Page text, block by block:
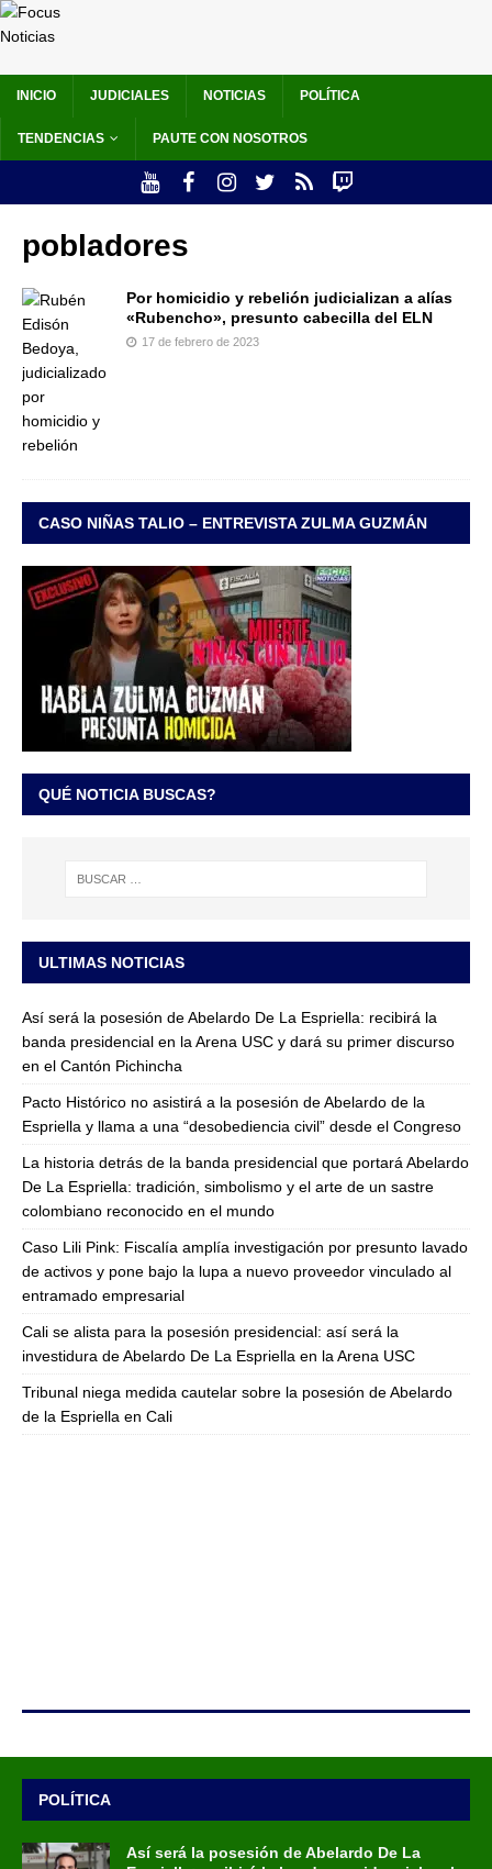
INICIO JUDICIALES NOTICIAS POLÍTICA
TENDENCIAS PAUTE CON NOSOTROS
pobladores
Por homicidio y rebelión judicializan a alías
«Rubencho», presunto cabecilla del ELN
17 de febrero de 2023
CASO NIÑAS TALIO – ENTREVISTA ZULMA GUZMÁN
QUÉ NOTICIA BUSCAS?
ULTIMAS NOTICIAS
Así será la posesión de Abelardo De La Espriella: recibirá la
banda presidencial en la Arena USC y dará su primer discurso
en el Cantón Pichincha
Pacto Histórico no asistirá a la posesión de Abelardo de la
Espriella y llama a una “desobediencia civil” desde el Congreso
La historia detrás de la banda presidencial que portará Abelardo
De La Espriella: tradición, simbolismo y el arte de un sastre
colombiano reconocido en el mundo
Caso Lili Pink: Fiscalía amplía investigación por presunto lavado
de activos y pone bajo la lupa a nuevo proveedor vinculado al
entramado empresarial
Cali se alista para la posesión presidencial: así será la
investidura de Abelardo De La Espriella en la Arena USC
Tribunal niega medida cautelar sobre la posesión de Abelardo
de la Espriella en Cali
POLÍTICA
Así será la posesión de Abelardo De La